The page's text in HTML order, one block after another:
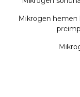
Mikrogen hemen